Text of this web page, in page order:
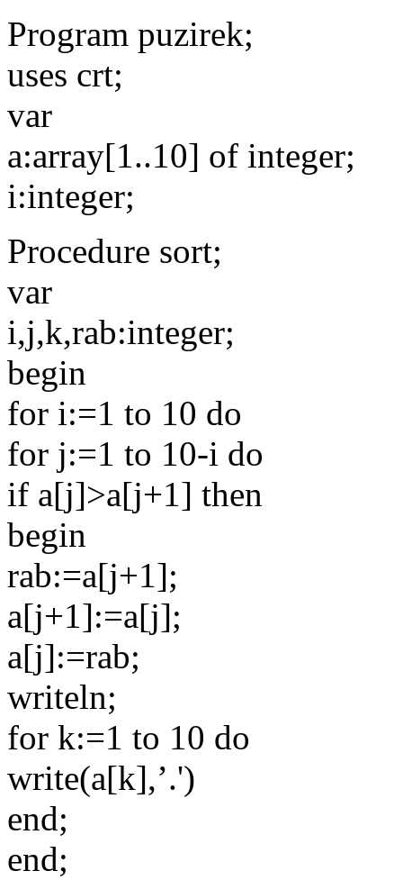
Program puzirek;
uses crt;
var
a:array[1..10] of integer;
i:integer;
Procedure sort;
var
i,j,k,rab:integer;
begin
for i:=1 to 10 do
for j:=1 to 10-i do
if a[j]>a[j+1] then
begin
rab:=a[j+1];
a[j+1]:=a[j];
a[j]:=rab;
writeln;
for k:=1 to 10 do
write(a[k],’.')
end;
end;